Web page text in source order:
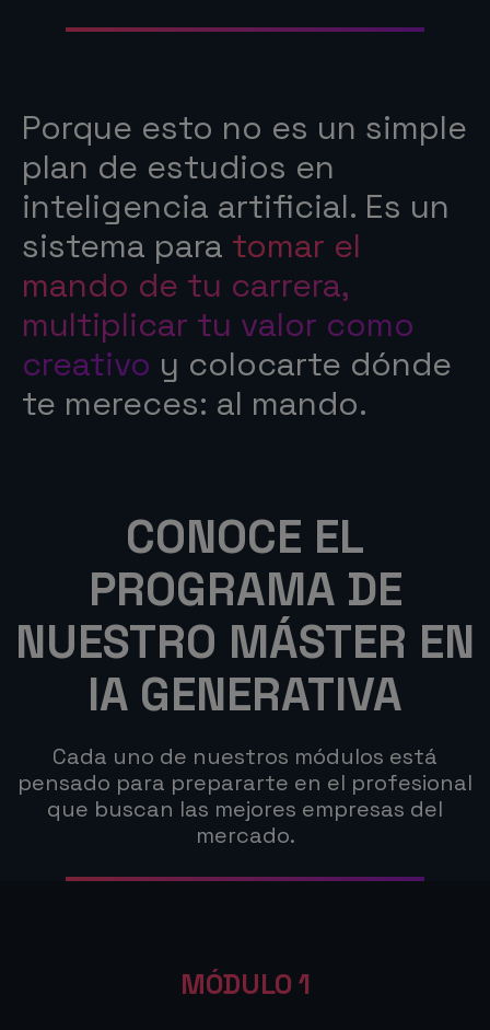
Porque esto no es un simple
plan de estudios en
inteligencia artificial. Es un
sistema para tomar el
mando de tu carrera,
multiplicar tu valor como
creativo y colocarte dónde
te mereces: al mando.
CONOCE EL
PROGRAMA DE
NUESTRO MÁSTER EN
IA GENERATIVA
Cada uno de nuestros módulos está
pensado para prepararte en el profesional
que buscan las mejores empresas del
mercado.
MÓDULO 1